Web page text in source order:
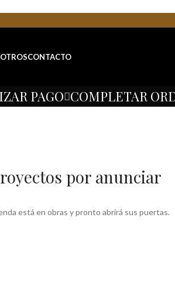
CONTACTO
PAGO COMPLETAR
por anunciar
está en obras y pronto abrirá sus puertas.